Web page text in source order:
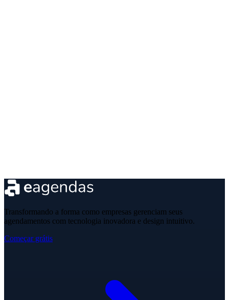
Transformando a forma como empresas gerenciam seus
agendamentos com tecnologia inovadora e design intuitivo.
Começar grátis